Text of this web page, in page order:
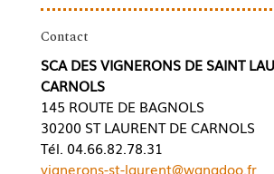
Contact
SCA DES VIGNERONS DE SAINT
CARNOLS
145 ROUTE DE BAGNOLS
30200 ST LAURENT DE CARNOLS
Tél. 04.66.82.78.31
vignerons-st-laurent@wanadoo.fr